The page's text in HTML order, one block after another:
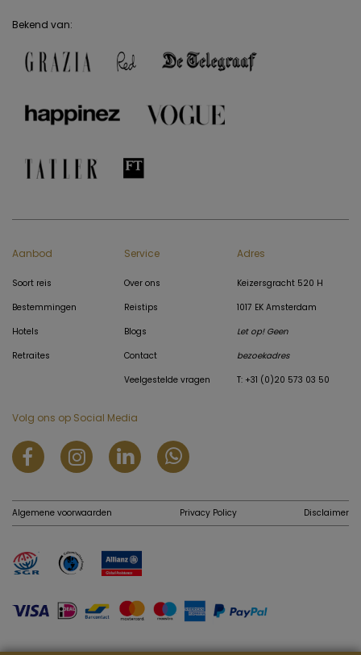
Bekend van:
Aanbod
Soort reis
Bestemmingen
Hotels
Retraites
Service
Over ons
Reistips
Blogs
Contact
Veelgestelde vragen
Adres
Keizersgracht 520 H
1017 EK Amsterdam
Let op! Geen
bezoekadres
T: +31 (0)20 573 03 50
Volg ons op Social Media
Algemene voorwaarden Privacy Policy Disclaimer